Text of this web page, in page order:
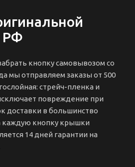
РФ
кнопку самовывозом со
мы отправляем заказы от 500
стрейч-пленка и
повреждение при
доставки в большинство
каждую кнопку крышки
14 дней гарантии на